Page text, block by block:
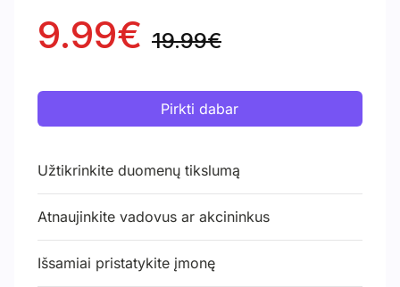
9.99€ 19.99€
Pirkti dabar
Užtikrinkite duomenų tikslumą
Atnaujinkite vadovus ar akcininkus
Išsamiai pristatykite įmonę